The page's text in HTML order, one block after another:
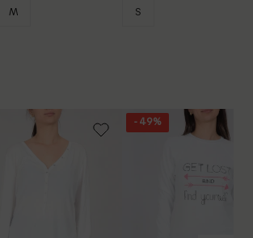
M S
- 49%